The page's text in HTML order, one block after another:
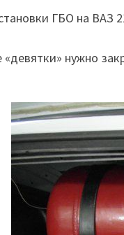
ГБО на ВАЗ
«девятки» нужно